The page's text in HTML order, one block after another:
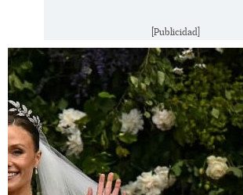
[Publicidad]